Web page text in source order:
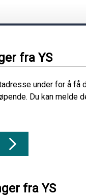
fra YS
under for å få
Du kan melde
fra YS